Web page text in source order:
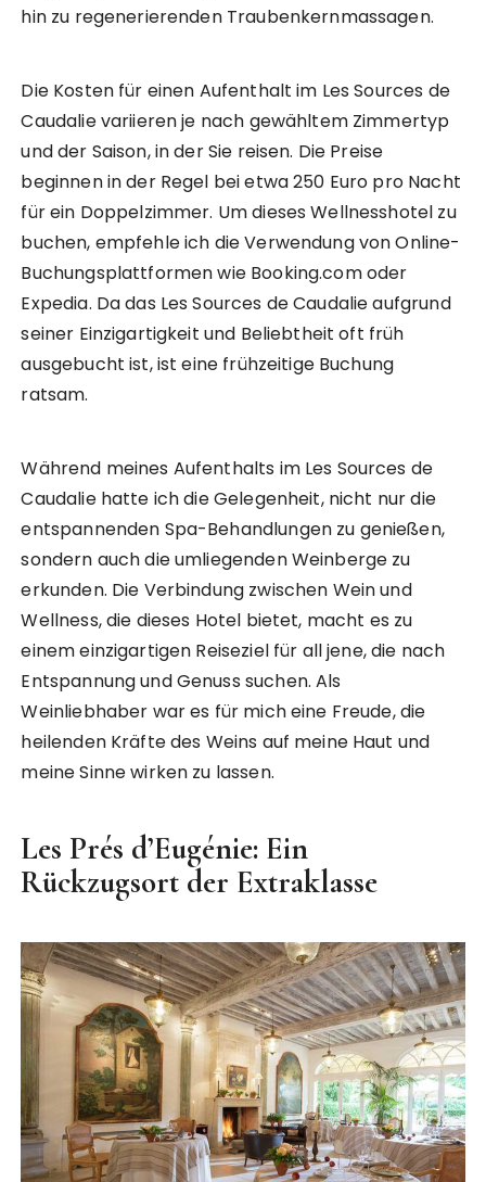
hin zu regenerierenden Traubenkernmassagen.
Die Kosten für einen Aufenthalt im Les Sources de
Caudalie variieren je nach gewähltem Zimmertyp
und der Saison, in der Sie reisen. Die Preise
beginnen in der Regel bei etwa 250 Euro pro Nacht
für ein Doppelzimmer. Um dieses Wellnesshotel zu
buchen, empfehle ich die Verwendung von Online-
Buchungsplattformen wie Booking.com oder
Expedia. Da das Les Sources de Caudalie aufgrund
seiner Einzigartigkeit und Beliebtheit oft früh
ausgebucht ist, ist eine frühzeitige Buchung
ratsam.
Während meines Aufenthalts im Les Sources de
Caudalie hatte ich die Gelegenheit, nicht nur die
entspannenden Spa-Behandlungen zu genießen,
sondern auch die umliegenden Weinberge zu
erkunden. Die Verbindung zwischen Wein und
Wellness, die dieses Hotel bietet, macht es zu
einem einzigartigen Reiseziel für all jene, die nach
Entspannung und Genuss suchen. Als
Weinliebhaber war es für mich eine Freude, die
heilenden Kräfte des Weins auf meine Haut und
meine Sinne wirken zu lassen.
Les Prés d’Eugénie: Ein
Rückzugsort der Extraklasse